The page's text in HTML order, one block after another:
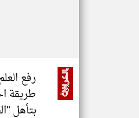
رفع
طريقة
بتأهل